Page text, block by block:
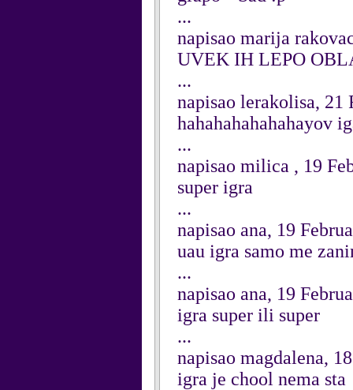
...
napisao marija
UVEK IH LEPO
...
napisao lerakolisa, 21
hahahahahahahayov
...
napisao milica , 19
super igra
...
napisao ana, 19
uau igra samo me
...
napisao ana, 19
igra super ili super
...
napisao magdalena,
igra je chool nema sta